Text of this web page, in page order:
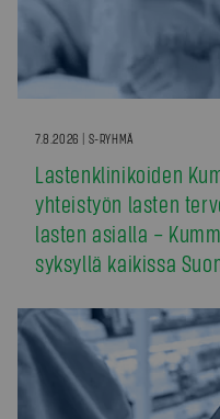
7.8.2026 | S-RYHMÄ
Lastenklinikoiden
yhteistyön lasten
lasten asialla –
syksyllä kaikissa